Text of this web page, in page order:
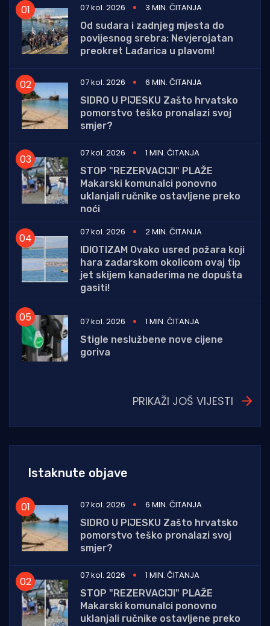
07 kol. 2026
3 MIN. ČITANJA
Od sudara i zadnjeg mjesta do
povijesnog srebra: Nevjerojatan
preokret Lađarica u plavom!
07 kol. 2026
6 MIN. ČITANJA
SIDRO U PIJESKU Zašto hrvatsko
pomorstvo teško pronalazi svoj
smjer?
07 kol. 2026
1 MIN. ČITANJA
STOP "REZERVACIJI" PLAŽE
Makarski komunalci ponovno
uklanjali ručnike ostavljene preko
noći
07 kol. 2026
2 MIN. ČITANJA
IDIOTIZAM Ovako usred požara koji
hara zadarskom okolicom ovaj tip
jet skijem kanaderima ne dopušta
gasiti!
07 kol. 2026
1 MIN. ČITANJA
Stigle neslužbene nove cijene
goriva
PRIKAŽI JOŠ VIJESTI
Istaknute objave
07 kol. 2026
6 MIN. ČITANJA
SIDRO U PIJESKU Zašto hrvatsko
pomorstvo teško pronalazi svoj
smjer?
07 kol. 2026
1 MIN. ČITANJA
STOP "REZERVACIJI" PLAŽE
Makarski komunalci ponovno
uklanjali ručnike ostavljene preko